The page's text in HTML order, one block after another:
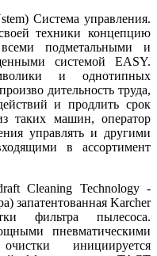
Система управления.
техники концепцию
подметальными и
системой EASY.
и однотипных
дительность труда,
и продлить срок
таких машин, оператор
управлять и другими
в ассортимент
Cleaning Technology -
запатентованная Karcher
фильтра пылесоса.
пневматическими
инициируется